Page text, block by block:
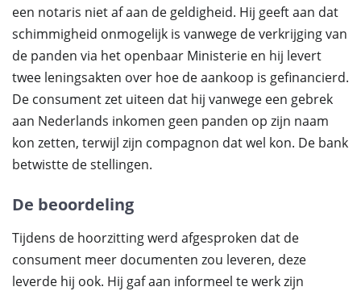
een notaris niet af aan de geldigheid. Hij geeft aan dat
schimmigheid onmogelijk is vanwege de verkrijging van
de panden via het openbaar Ministerie en hij levert
twee leningsakten over hoe de aankoop is gefinancierd.
De consument zet uiteen dat hij vanwege een gebrek
aan Nederlands inkomen geen panden op zijn naam
kon zetten, terwijl zijn compagnon dat wel kon. De bank
betwistte de stellingen.
De beoordeling
Tijdens de hoorzitting werd afgesproken dat de
consument meer documenten zou leveren, deze
leverde hij ook. Hij gaf aan informeel te werk zijn